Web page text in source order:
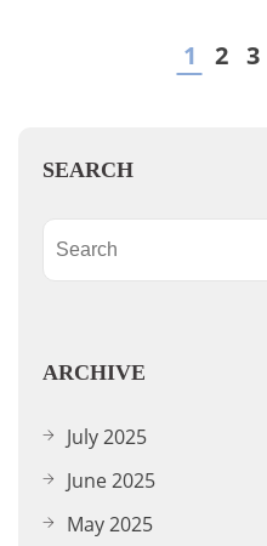
1 2 3
SEARCH
ARCHIVE
July 2025
June 2025
May 2025